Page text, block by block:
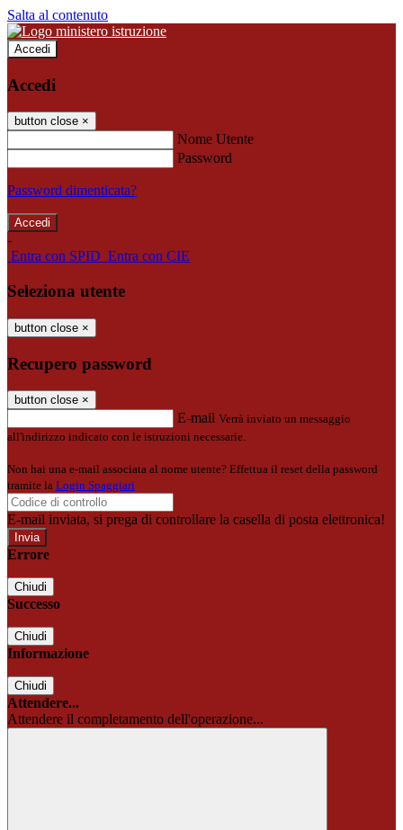
Salta al contenuto
Accedi
Accedi
button close ×
Nome Utente
Password
Password dimenticata?
-
Entra con SPID Entra con CIE
Seleziona utente
button close ×
Recupero password
button close ×
E-mail Verrà inviato un messaggio
all'indirizzo indicato con le istruzioni necessarie.
Non hai una e-mail associata al nome utente? Effettua il reset della password
tramite la Login Spaggiari
E-mail inviata, si prega di controllare la casella di posta elettronica!
Errore
Chiudi
Successo
Chiudi
Informazione
Chiudi
Attendere...
Attendere il completamento dell'operazione...